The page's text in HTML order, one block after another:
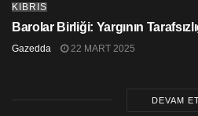
KIBRIS
Barolar Birliği: Yargının
Gazedda 22 MART 2025
DEVAM